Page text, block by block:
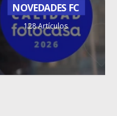
NOVEDADES FC
128 Artículos